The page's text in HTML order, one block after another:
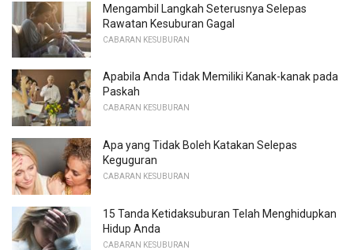
Mengambil Langkah Seterusnya Selepas
Rawatan Kesuburan Gagal
CABARAN KESUBURAN
Apabila Anda Tidak Memiliki Kanak-kanak pada
Paskah
CABARAN KESUBURAN
Apa yang Tidak Boleh Katakan Selepas
Keguguran
CABARAN KESUBURAN
15 Tanda Ketidaksuburan Telah Menghidupkan
Hidup Anda
CABARAN KESUBURAN